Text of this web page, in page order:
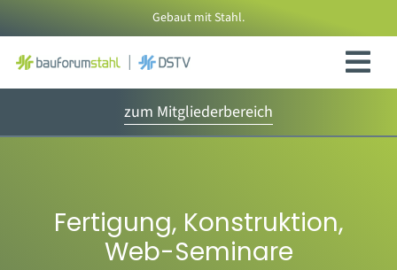
Inhalt
springen
Gebaut mit Stahl.
zum Mitgliederbereich
Fertigung, Konstruktion,
Web-Seminare